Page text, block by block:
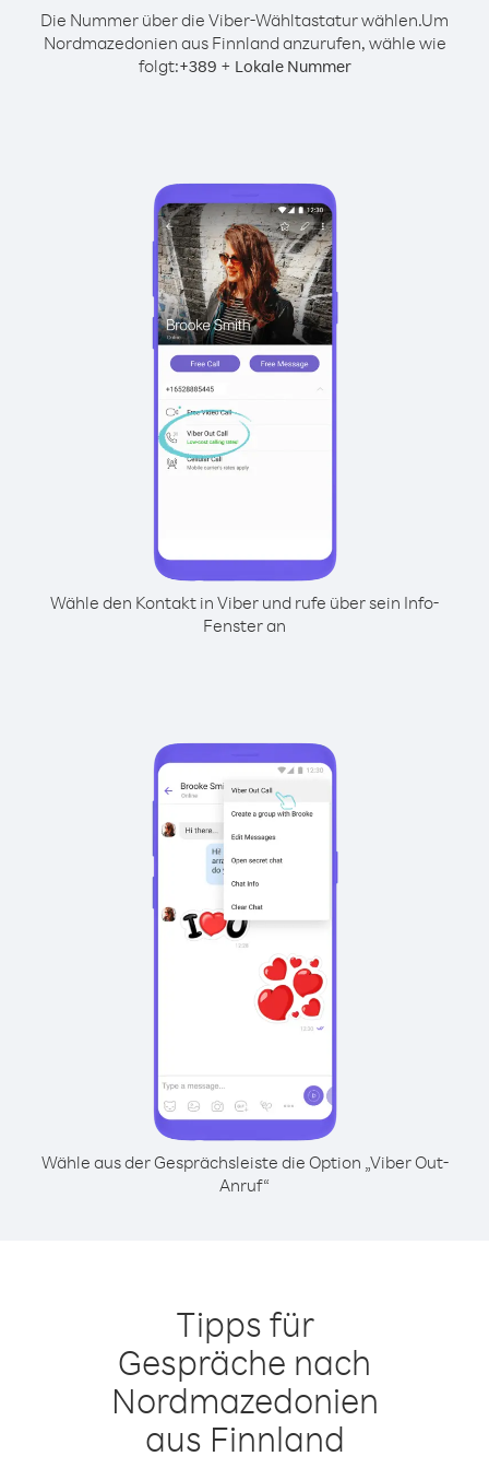
Die Nummer über die Viber-Wähltastatur wählen.Um
Nordmazedonien aus Finnland anzurufen, wähle wie
folgt:+389 + Lokale Nummer
Wähle den Kontakt in Viber und rufe über sein Info-
Fenster an
Wähle aus der Gesprächsleiste die Option „Viber Out-
Anruf“
Tipps für
Gespräche nach
Nordmazedonien
aus Finnland